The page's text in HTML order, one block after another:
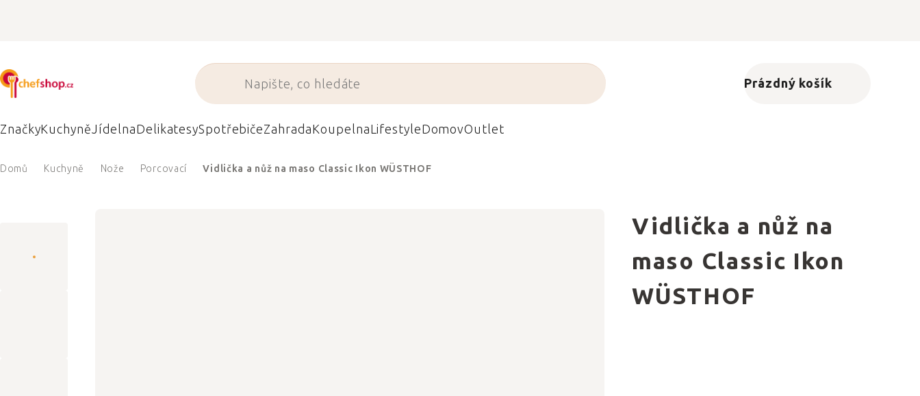
Nákupní košík
Prázdný košík
ZnačkyKuchyněJídelnaDelikatesySpotřebičeZahradaKoupelnaLifestyleDomovOutlet
Domů Kuchyně Nože Porcovací Vidlička a nůž na maso Classic Ikon WÜSTHOF
Vidlička a nůž na
maso Classic Ikon
WÜSTHOF